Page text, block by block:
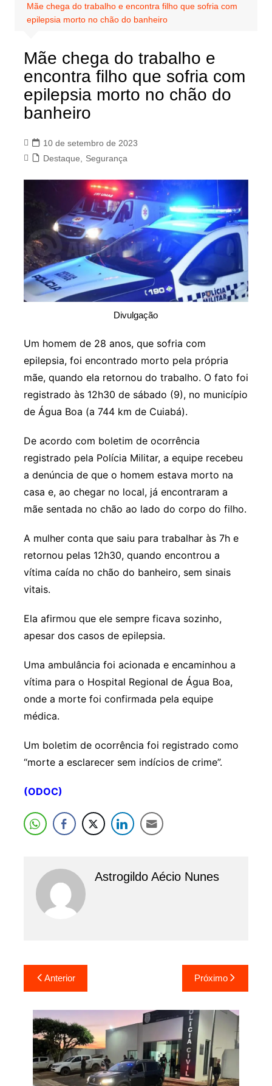
Mãe chega do trabalho e encontra filho que sofria com
epilepsia morto no chão do banheiro
Mãe chega do trabalho e
encontra filho que sofria com
epilepsia morto no chão do
banheiro
10 de setembro de 2023
Destaque
Segurança
Divulgação
Um homem de 28 anos, que sofria com
epilepsia, foi encontrado morto pela própria
mãe, quando ela retornou do trabalho. O fato foi
registrado às 12h30 de sábado (9), no município
de Água Boa (a 744 km de Cuiabá).
De acordo com boletim de ocorrência
registrado pela Polícia Militar, a equipe recebeu
a denúncia de que o homem estava morto na
casa e, ao chegar no local, já encontraram a
mãe sentada no chão ao lado do corpo do filho.
A mulher conta que saiu para trabalhar às 7h e
retornou pelas 12h30, quando encontrou a
vítima caída no chão do banheiro, sem sinais
vitais.
Ela afirmou que ele sempre ficava sozinho,
apesar dos casos de epilepsia.
Uma ambulância foi acionada e encaminhou a
vítima para o Hospital Regional de Água Boa,
onde a morte foi confirmada pela equipe
médica.
Um boletim de ocorrência foi registrado como
“morte a esclarecer sem indícios de crime”.
(ODOC)
Astrogildo Aécio Nunes
Navegação
de
Post
Anterior Próximo